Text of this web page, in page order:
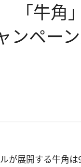
牛角
ンペー
が展開する牛角